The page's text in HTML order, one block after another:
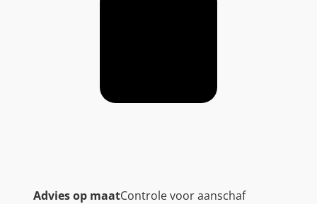
Advies op maatControle voor aanschaf